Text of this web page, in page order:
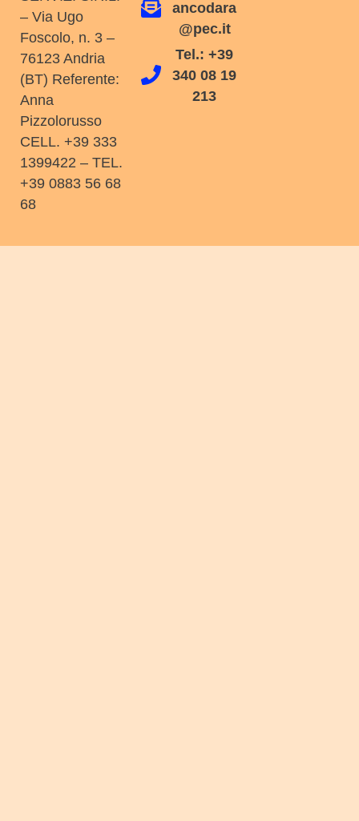
– Via Ugo
Foscolo, n. 3 –
76123 Andria
(BT) Referente:
Anna
Pizzolorusso
CELL. +39 333
1399422 – TEL.
+39 0883 56 68
68
ancodara
@pec.it
Tel.: +39
340 08 19
213